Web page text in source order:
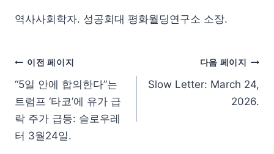
역사사회학자. 성공회대 평화월딩연구소 소장.
이전 페이지
“5일 안에 합의한다”는
트럼프 ‘타코’에 유가 급
락 주가 급등: 슬로우레
터 3월24일.
다음 페이지
Slow Letter: March 24,
2026.